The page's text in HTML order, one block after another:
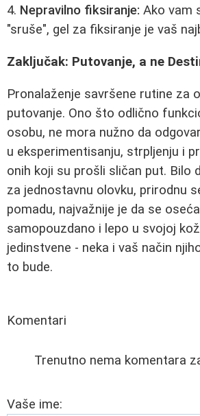
4. Nepravilno fiksiranje: Ako vam
"sruše", gel za fiksiranje je vaš
Zaključak: Putovanje, a ne
Pronalaženje savršene rutine za
putovanje. Ono što odlično
osobu, ne mora nužno da
u eksperimentisanju, strpljenju i
onih koji su prošli sličan put. Bilo
za jednostavnu olovku, prirodnu
pomadu, najvažnije je da se
samopouzdano i lepo u svojoj
jedinstvene - neka i vaš način
to bude.
Komentari
Trenutno nema komentara
Vaše ime: